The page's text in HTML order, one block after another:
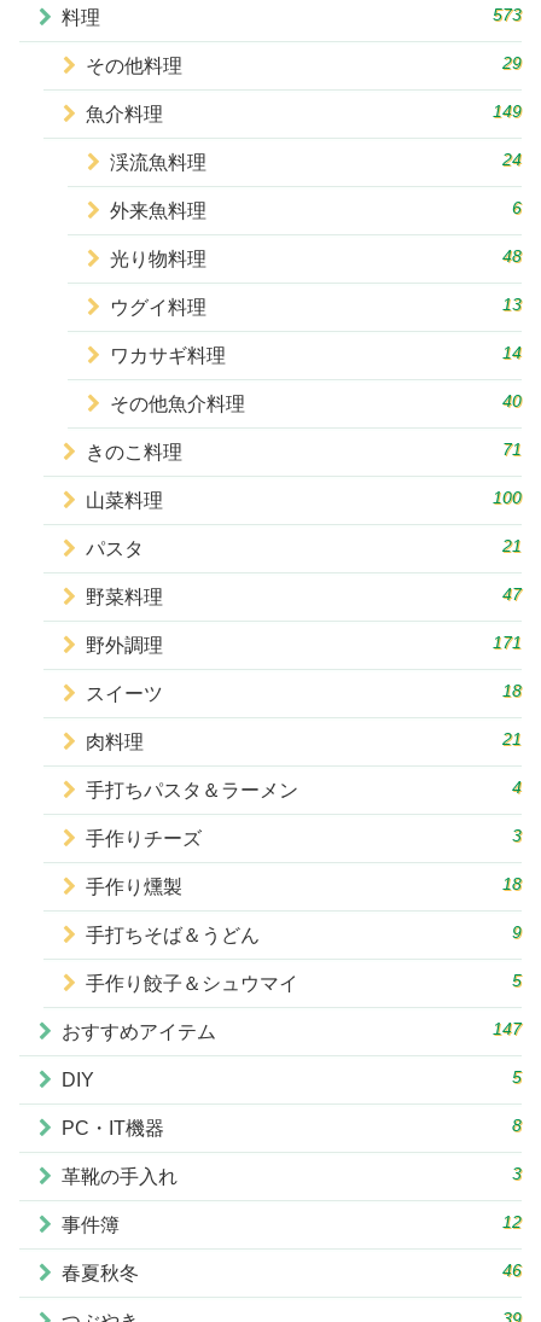
料理 573
その他料理 29
魚介料理 149
渓流魚料理 24
外来魚料理 6
光り物料理 48
ウグイ料理 13
ワカサギ料理 14
その他魚介料理 40
きのこ料理 71
山菜料理 100
パスタ 21
野菜料理 47
野外調理 171
スイーツ 18
肉料理 21
手打ちパスタ＆ラーメン 4
手作りチーズ 3
手作り燻製 18
手打ちそば＆うどん 9
手作り餃子＆シュウマイ 5
おすすめアイテム 147
DIY 5
PC・IT機器 8
革靴の手入れ 3
事件簿 12
春夏秋冬 46